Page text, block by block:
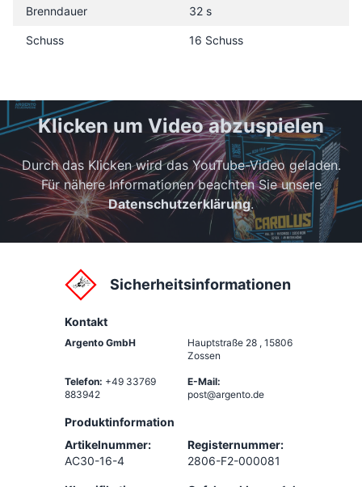
Brenndauer 32 s
Schuss 16 Schuss
Klicken um Video abzuspielen
Durch das Klicken wird das YouTube-Video geladen.
Für nähere Informationen beachten Sie unsere
Datenschutzerklärung.
Sicherheitsinformationen
Kontakt
Argento GmbH Hauptstraße 28 , 15806
Zossen
Telefon: +49 33769
883942
E-Mail:
post@argento.de
Produktinformation
Artikelnummer:
AC30-16-4
Registernummer:
2806-F2-000081